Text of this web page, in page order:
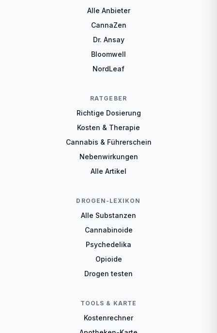
Alle Anbieter
CannaZen
Dr. Ansay
Bloomwell
NordLeaf
RATGEBER
Richtige Dosierung
Kosten & Therapie
Cannabis & Führerschein
Nebenwirkungen
Alle Artikel
DROGEN-LEXIKON
Alle Substanzen
Cannabinoide
Psychedelika
Opioide
Drogen testen
TOOLS & KARTE
Kostenrechner